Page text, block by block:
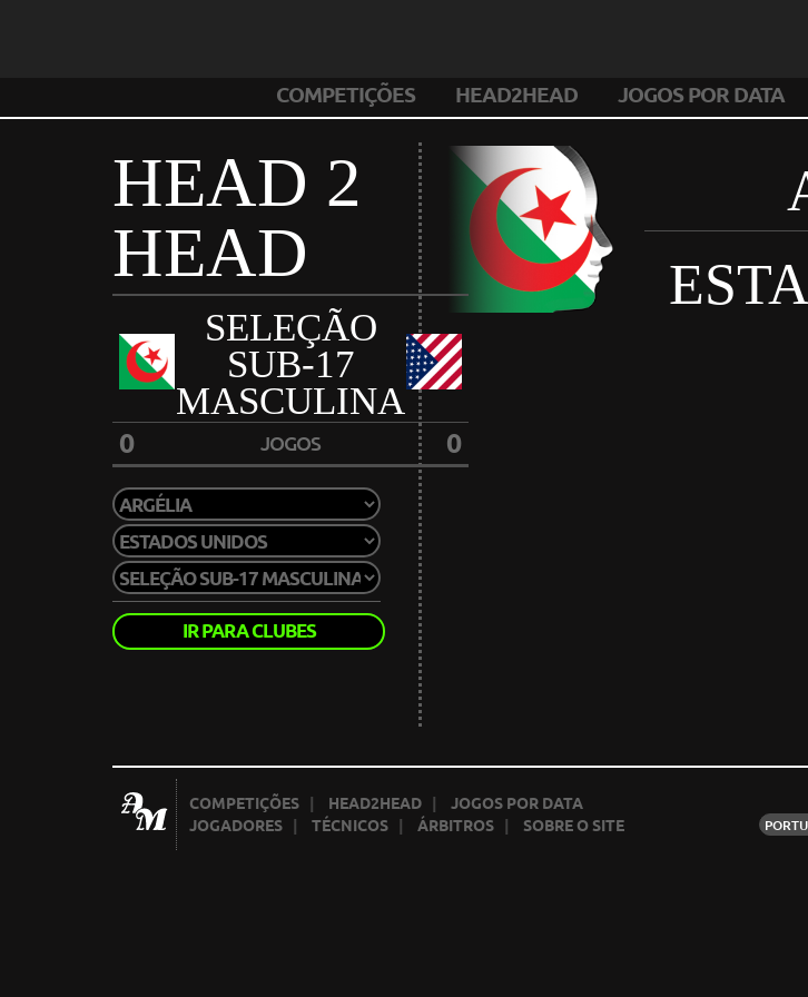
COMPETIÇÕES HEAD2HEAD JOGOS POR DATA
HEAD 2
HEAD
SELEÇÃO
SUB-17
MASCULINA
0 JOGOS 0
IR PARA CLUBES
COMPETIÇÕES HEAD2HEAD |JOGOS POR DATA
JOGADORES |TÉCNICOS |ÁRBITROS SOBRE O SITE